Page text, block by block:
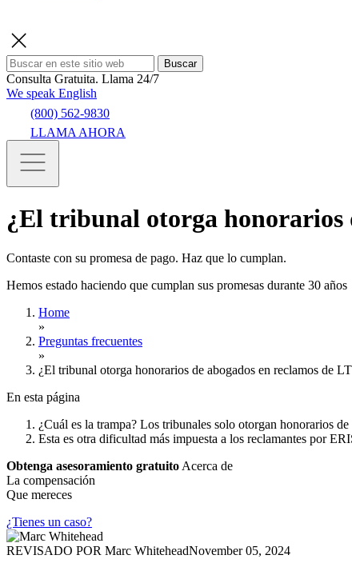
Buscar
Consulta Gratuita. Llama 24/7
We speak English
(800) 562-9830
LLAMA AHORA
¿El tribunal otorga honorarios
Contaste con su promesa de pago. Haz que lo cumplan.
Hemos estado haciendo que cumplan sus promesas durante 30 años
Home
»
Preguntas frecuentes
»
¿El tribunal otorga honorarios de abogados en reclamos de
En esta página
¿Cuál es la trampa? Los tribunales solo otorgan honorarios
Esta es otra dificultad más impuesta a los reclamantes por
Obtenga asesoramiento gratuito Acerca de
La compensación
Que mereces
¿Tienes un caso?
REVISADO POR Marc WhiteheadNovember 05, 2024